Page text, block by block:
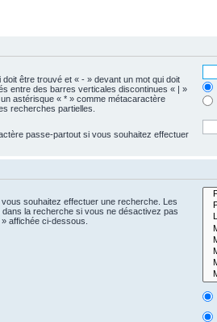
être trouvé et « - » devant un mot qui doit
entre des barres verticales discontinues « | »
astérisque « * » comme métacaractère
recherches partielles.
passe-partout si vous souhaitez effectuer
souhaitez effectuer une recherche. Les
la recherche si vous ne désactivez pas
affichée ci-dessous.